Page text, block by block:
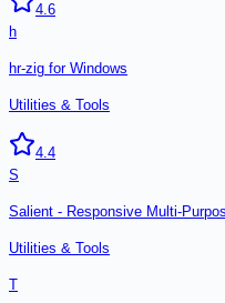
4.6
h
hr-zig for Windows
Utilities & Tools
4.4
S
Salient - Responsive Multi-
Utilities & Tools
T